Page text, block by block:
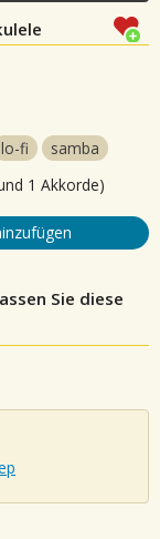
lo-fi
samba
1 Akkorde)
Sie diese